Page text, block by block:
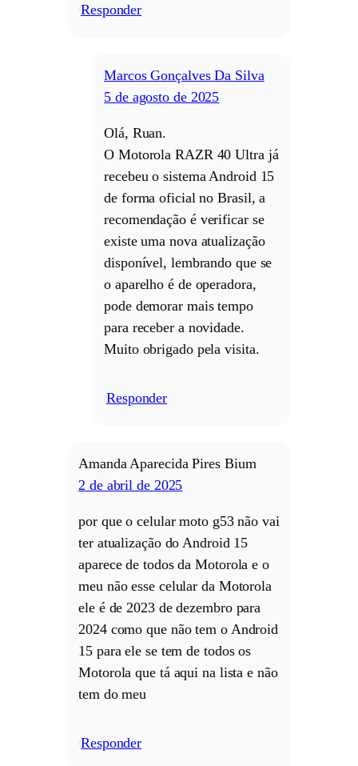
Responder
Marcos Gonçalves Da Silva
5 de agosto de 2025
Olá, Ruan.
O Motorola RAZR 40 Ultra já
recebeu o sistema Android 15
de forma oficial no Brasil, a
recomendação é verificar se
existe uma nova atualização
disponível, lembrando que se
o aparelho é de operadora,
pode demorar mais tempo
para receber a novidade.
Muito obrigado pela visita.
Responder
Amanda Aparecida Pires Bium
2 de abril de 2025
por que o celular moto g53 não vai
ter atualização do Android 15
aparece de todos da Motorola e o
meu não esse celular da Motorola
ele é de 2023 de dezembro para
2024 como que não tem o Android
15 para ele se tem de todos os
Motorola que tá aqui na lista e não
tem do meu
Responder